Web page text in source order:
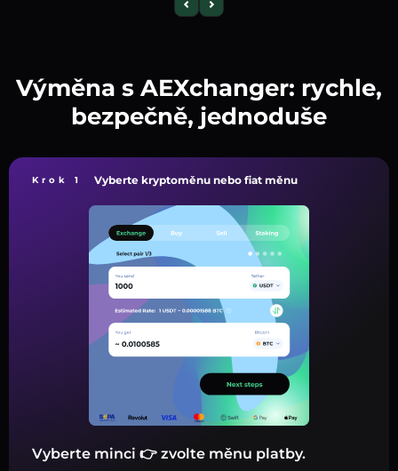
Výměna s AEXchanger: rychle,
bezpečně, jednoduše
Krok 1 Vyberte kryptoměnu nebo fiat měnu
Vyberte minci 👉 zvolte měnu platby.